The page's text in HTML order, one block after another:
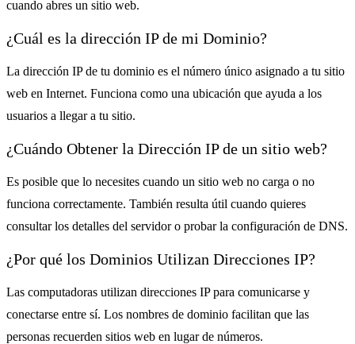
cuando abres un sitio web.
¿Cuál es la dirección IP de mi Dominio?
La dirección IP de tu dominio es el número único asignado a tu sitio
web en Internet. Funciona como una ubicación que ayuda a los
usuarios a llegar a tu sitio.
¿Cuándo Obtener la Dirección IP de un sitio web?
Es posible que lo necesites cuando un sitio web no carga o no
funciona correctamente. También resulta útil cuando quieres
consultar los detalles del servidor o probar la configuración de DNS.
¿Por qué los Dominios Utilizan Direcciones IP?
Las computadoras utilizan direcciones IP para comunicarse y
conectarse entre sí. Los nombres de dominio facilitan que las
personas recuerden sitios web en lugar de números.